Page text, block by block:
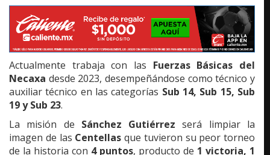
Actualmente trabaja con las Fuerzas Básicas del
Necaxa desde 2023, desempeñándose como técnico y
auxiliar técnico en las categorías Sub 14, Sub 15, Sub
19 y Sub 23.
La misión de Sánchez Gutiérrez será limpiar la
imagen de las Centellas que tuvieron su peor torneo
de la historia con 4 puntos, producto de 1 victoria, 1